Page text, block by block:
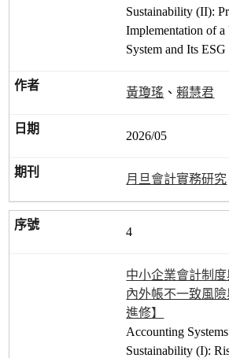
Sustainability (ІI):
Implementation of
System and Its
黃瓊瑤 、賴慧君
2026/05
月旦會計實務研究
4
中小企業會計制
內外帳不一致風
進修】
Accounting
Sustainability (І):